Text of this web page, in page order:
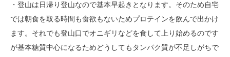
・登山は日帰り登山なので基本早起きとなります。そのため自宅
では朝食を取る時間も食欲もないためプロテインを飲んで出かけ
ます。それでも登山口でオニギリなどを食して上り始めるのです
が基本糖質中心になるためどうしてもタンパク質が不足しがちで